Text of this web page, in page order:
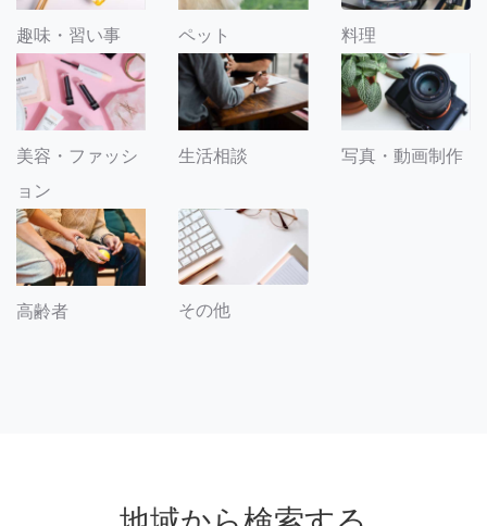
趣味・習い事 ペット 料理
美容・ファッシ
ョン
生活相談 写真・動画制作
高齢者 その他